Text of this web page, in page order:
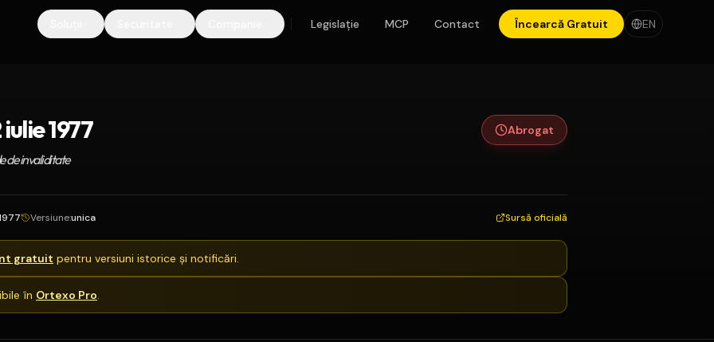
Legislație MCP Contact Încearcă Gratuit EN
1977
de invaliditate
Abrogat
Versiune:unica Sursă oficială
gratuit pentru versiuni istorice și notificări.
în Ortexo Pro.